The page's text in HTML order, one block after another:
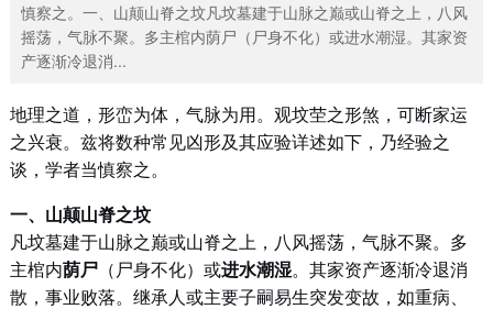
慎察之。一、山颠山脊之坟凡坟墓建于山脉之巅或山脊之上，八风
摇荡，气脉不聚。多主棺内荫尸（尸身不化）或进水潮湿。其家资
产逐渐冷退消...
地理之道，形峦为体，气脉为用。观坟茔之形煞，可断家运
之兴衰。兹将数种常见凶形及其应验详述如下，乃经验之
谈，学者当慎察之。
一、山颠山脊之坟
凡坟墓建于山脉之巅或山脊之上，八风摇荡，气脉不聚。多
主棺内荫尸（尸身不化）或进水潮湿。其家资产逐渐冷退消
散，事业败落。继承人或主要子嗣易生突发变故，如重病、